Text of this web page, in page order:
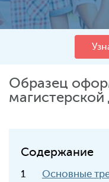
Образец
Содержание
Основные